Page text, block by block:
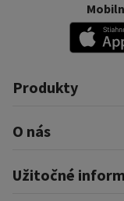
Produkty
Pôžičky
Financovanie
Nákup na splátky a
Auto na splátky
O nás
Profil firmy
Pomáhame
Užitočné